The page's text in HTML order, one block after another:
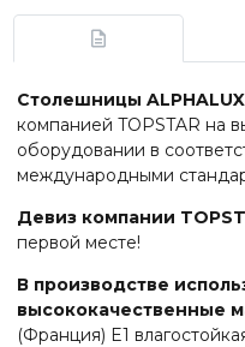
Столешницы ALPHALUX
компанией TOPSTAR на
оборудовании в
международными
Девиз компании
первой меcте!
В производстве
высококачественные
(Франция) E1